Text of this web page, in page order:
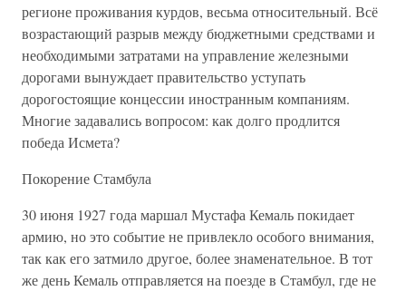
регионе проживания курдов, весьма относительный. Всё
возрастающий разрыв между бюджетными средствами и
необходимыми затратами на управление железными
дорогами вынуждает правительство уступать
дорогостоящие концессии иностранным компаниям.
Многие задавались вопросом: как долго продлится
победа Исмета?
Покорение Стамбула
30 июня 1927 года маршал Мустафа Кемаль покидает
армию, но это событие не привлекло особого внимания,
так как его затмило другое, более знаменательное. В тот
же день Кемаль отправляется на поезде в Стамбул, где не